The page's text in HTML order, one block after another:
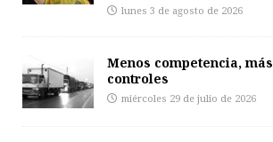
lunes 3 de agosto de 2026
Menos competencia, más
controles
miércoles 29 de julio de 2026